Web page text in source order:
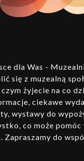
dla Was -
się z muzealną
żyjecie na co
ciekawe
wystawy do
co może pomóc
Zapraszamy do